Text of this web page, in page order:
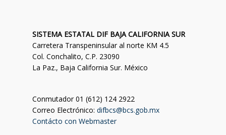
SISTEMA ESTATAL DIF BAJA CALIFORNIA SUR
Carretera Transpeninsular al norte KM 4.5
Col. Conchalito, C.P. 23090
La Paz., Baja California Sur. México
Conmutador 01 (612) 124 2922
Correo Electrónico: difbcs@bcs.gob.mx
Contácto con Webmaster